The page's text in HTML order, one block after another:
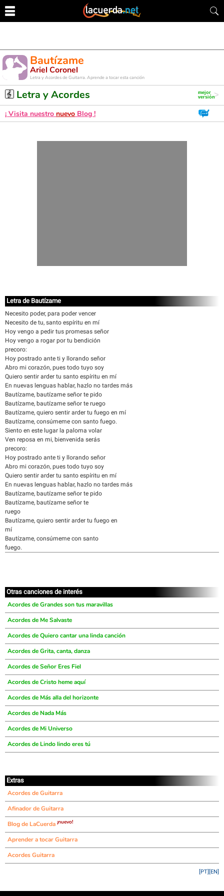
Bautízame
Ariel Coronel
Letra y Acordes de Guitarra. Aprende a tocar esta canción
Letra y Acordes
¡ Visita nuestro nuevo Blog !
Letra de Bautízame
Necesito poder, para poder vencer
Necesito de tu, santo espíritu en mí
Hoy vengo a pedir tus promesas señor
Hoy vengo a rogar por tu bendición
precoro:
Hoy postrado ante ti y llorando señor
Abro mi corazón, pues todo tuyo soy
Quiero sentir arder tu santo espíritu en mí
En nuevas lenguas hablar, hazlo no tardes más
Bautízame, bautízame señor te pido
Bautízame, bautízame señor te ruego
Bautízame, quiero sentir arder tu fuego en mí
Bautízame, consúmeme con santo fuego.
Siento en este lugar la paloma volar
Ven reposa en mi, bienvenida serás
precoro:
Hoy postrado ante ti y llorando señor
Abro mi corazón, pues todo tuyo soy
Quiero sentir arder tu santo espíritu en mí
En nuevas lenguas hablar, hazlo no tardes más
Bautízame, bautízame señor te pido
Bautízame, bautízame señor te
ruego
Bautízame, quiero sentir arder tu fuego en
mí
Bautízame, consúmeme con santo
fuego.
Otras canciones de interés
Acordes de Grandes son tus maravillas
Acordes de Me Salvaste
Acordes de Quiero cantar una linda canción
Acordes de Grita, canta, danza
Acordes de Señor Eres Fiel
Acordes de Cristo heme aquí
Acordes de Más alla del horizonte
Acordes de Nada Más
Acordes de Mi Universo
Acordes de Lindo lindo eres tú
Extras
Acordes de Guitarra
Afinador de Guitarra
Blog de LaCuerda ¡nuevo!
Aprender a tocar Guitarra
Acordes Guitarra
[EN]
[PT]